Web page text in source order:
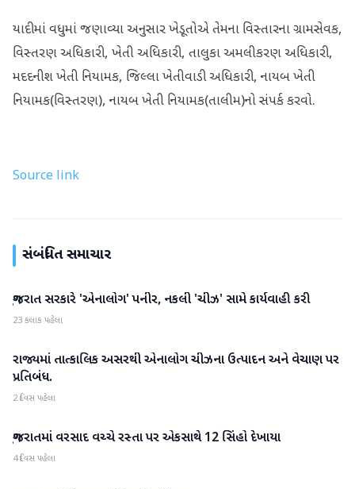
યાદીમાં વધુમાં જણાવ્યા અનુસાર ખેડૂતોએ તેમના વિસ્તારના ગ્રામસેવક,
વિસ્તરણ અધિકારી, ખેતી અધિકારી, તાલુકા અમલીકરણ અધિકારી,
મદદનીશ ખેતી નિયામક, જિલ્લા ખેતીવાડી અધિકારી, નાયબ ખેતી
નિયામક(વિસ્તરણ), નાયબ ખેતી નિયામક(તાલીમ)નો સંપર્ક કરવો.
Source link
સંબંધિત સમાચાર
ગુજરાત ગુજરાત સરકારે 'એનાલોગ' પનીર, નકલી 'ચીઝ' સામે કાર્યવાહી કરી
23 કલાક પહેલા
ગુજરાત
રાજ્યમાં તાત્કાલિક અસરથી એનાલોગ ચીઝના ઉત્પાદન અને વેચાણ પર
પ્રતિબંધ.
2 દિવસ પહેલા
ગુજરાત
ગુજરાતમાં વરસાદ વચ્ચે રસ્તા પર એકસાથે 12 સિંહો દેખાયા
4 દિવસ પહેલા